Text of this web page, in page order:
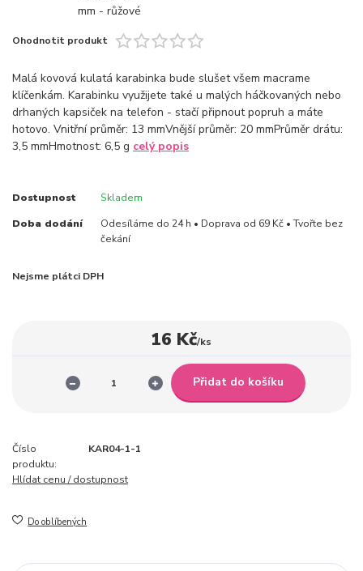
Ohodnotit produkt
Malá kovová kulatá karabinka bude slušet všem macrame
klíčenkám. Karabinku využijete také u malých háčkovaných nebo
drhaných kapsiček na telefon - stačí připnout popruh a máte
hotovo. Vnitřní průměr: 13 mmVnější průměr: 20 mmPrůměr drátu:
3,5 mmHmotnost: 6,5 g celý popis
Dostupnost Skladem
Doba dodání
Odesíláme do 24 h • Doprava od 69 Kč • Tvořte bez
čekání
Nejsme plátci DPH
16 Kč/ks
Přidat do košíku
Číslo
produktu:
KAR04-1-1
Hlídat cenu / dostupnost
Do oblíbených